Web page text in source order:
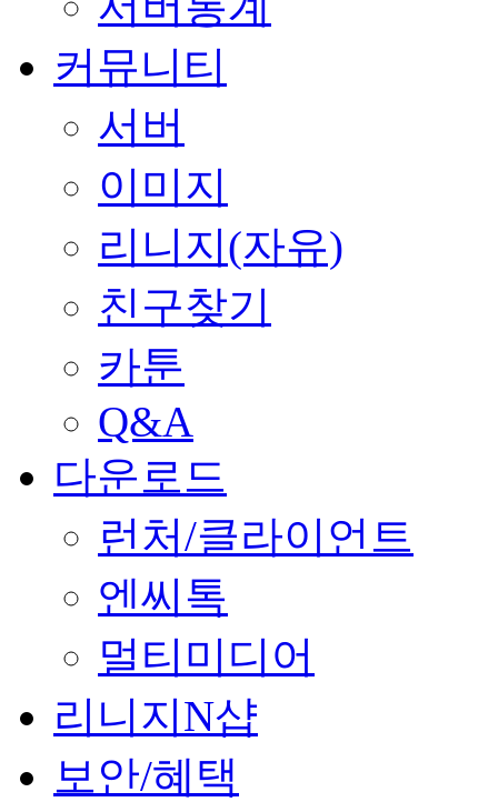
커뮤니티
서버
이미지
리니지(자유)
친구찾기
카툰
Q&A
다운로드
런처/클라이언트
엔씨톡
멀티미디어
리니지N샵
보안/혜택